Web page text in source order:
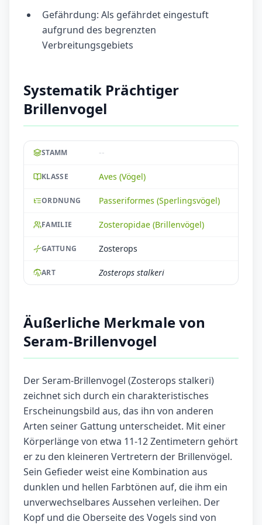
Gefährdung: Als gefährdet eingestuft
aufgrund des begrenzten
Verbreitungsgebiets
Systematik Prächtiger
Brillenvogel
STAMM --
KLASSE Aves (Vögel)
ORDNUNG Passeriformes (Sperlingsvögel)
FAMILIE Zosteropidae (Brillenvögel)
GATTUNG Zosterops
ART Zosterops stalkeri
Äußerliche Merkmale von
Seram-Brillenvogel
Der Seram-Brillenvogel (Zosterops stalkeri)
zeichnet sich durch ein charakteristisches
Erscheinungsbild aus, das ihn von anderen
Arten seiner Gattung unterscheidet. Mit einer
Körperlänge von etwa 11-12 Zentimetern gehört
er zu den kleineren Vertretern der Brillenvögel.
Sein Gefieder weist eine Kombination aus
dunklen und hellen Farbtönen auf, die ihm ein
unverwechselbares Aussehen verleihen. Der
Kopf und die Oberseite des Vogels sind von